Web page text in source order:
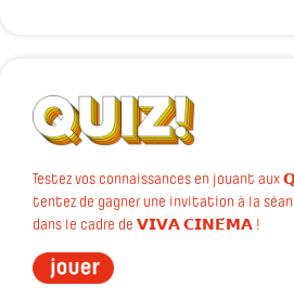
Testez vos connaissances en jouant
tentez de gagner une invitation à la
dans le cadre de 𝗩𝗜𝗩𝗔 𝗖𝗜𝗡𝗘́𝗠𝗔 !